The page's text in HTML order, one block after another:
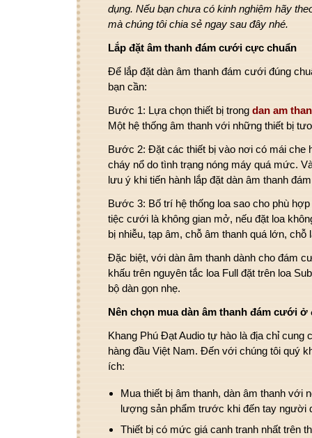
dụng. Nếu bạn chưa có kinh nghiệm hãy
mà chúng tôi chia sẻ ngay sau đây nhé.
Lắp đặt âm thanh đám cưới cực chuẩn
Để lắp đặt dàn âm thanh đám cưới đúng
bạn cần:
Bước 1: Lựa chọn thiết bị trong dan am
Một hệ thống âm thanh với những thiết bị
Bước 2: Đặt các thiết bị vào nơi có mái che
cháy nổ do tình trạng nóng máy quá mức.
lưu ý khi tiến hành lắp đặt dàn âm thanh
Bước 3: Bố trí hệ thống loa sao cho phù
tiệc cưới là không gian mở, nếu đặt loa
bị nhiễu, tạp âm, chỗ âm thanh quá lớn, chỗ
Đặc biệt, với dàn âm thanh dành cho đám
khấu trên nguyên tắc loa Full đặt trên loa
bộ dàn gọn nhẹ.
Nên chọn mua dàn âm thanh đám cưới ở
Khang Phú Đạt Audio tự hào là địa chỉ cung
hàng đầu Việt Nam. Đến với chúng tôi quý
ích:
Mua thiết bị âm thanh, dàn âm thanh với
lượng sản phẩm trước khi đến tay người
Thiết bị có mức giá canh tranh nhất trên